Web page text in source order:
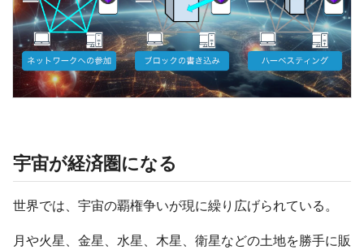
宇宙が経済圏になる
世界では、宇宙の覇権争いが現に繰り広げられている。
月や火星、金星、水星、木星、衛星などの土地を勝手に販